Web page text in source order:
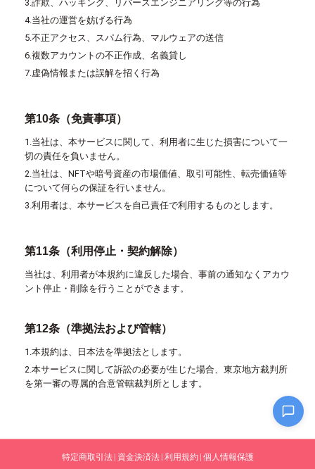
3.詐欺、ハッキング、リバースエンジニアリング等の行為
4.当社の運営を妨げる行為
5.不正アクセス、スパム行為、マルウェアの送信
6.複数アカウントの不正作成、名義貸し
7.虚偽情報または誤解を招く行為
第10条（免責事項）
1.当社は、本サービスに関して、利用者に生じた損害について一
切の責任を負いません。
2.当社は、NFTや暗号資産の市場価値、取引可能性、転売価値等
について何らの保証を行いません。
3.利用者は、本サービスを自己責任で利用するものとします。
第11条（利用停止・契約解除）
当社は、利用者が本規約に違反した場合、事前の通知なくアカウ
ント停止・削除を行うことができます。
第12条（準拠法および管轄）
1.本規約は、日本法を準拠法とします。
2.本サービスに関して訴訟の必要が生じた場合、東京地方裁判所
を第一審の専属的合意管轄裁判所とします。
特定商取引法 資金決済法 利用規約 個人情報保護